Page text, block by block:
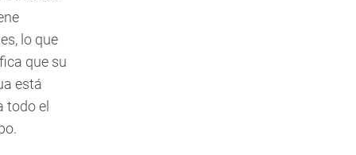
lo que
que su
está
todo el